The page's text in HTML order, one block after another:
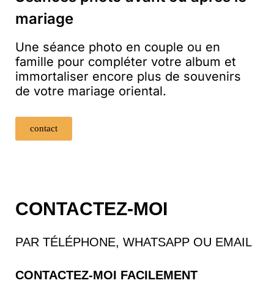
mariage
Une séance photo en couple ou en
famille pour compléter votre album et
immortaliser encore plus de souvenirs
de votre mariage oriental.
contact
CONTACTEZ-MOI
PAR TÉLÉPHONE, WHATSAPP OU EMAIL
CONTACTEZ-MOI FACILEMENT